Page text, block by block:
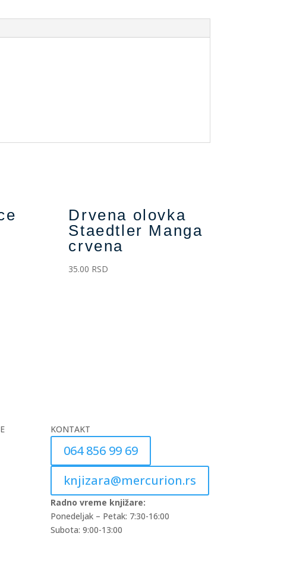
Drvena olovka
Staedtler Manga
crvena
35.00 RSD
KONTAKT
064 856 99 69
knjizara@mercurion.rs
Radno vreme knjižare:
Ponedeljak – Petak: 7:30-16:00
Subota: 9:00-13:00